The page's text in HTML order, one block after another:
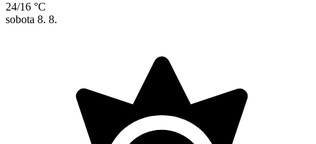
24/16 °C
sobota 8. 8.